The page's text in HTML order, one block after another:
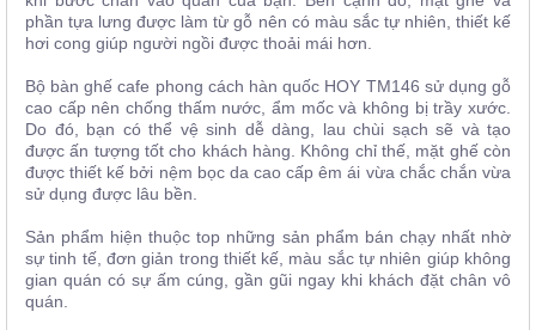
phần tựa lưng được làm từ gỗ nên có màu sắc tự nhiên, thiết kế
hơi cong giúp người ngồi được thoải mái hơn.
Bộ bàn ghế cafe phong cách hàn quốc HOY TM146 sử dụng gỗ
cao cấp nên chống thấm nước, ẩm mốc và không bị trầy xước.
Do đó, bạn có thể vệ sinh dễ dàng, lau chùi sạch sẽ và tạo
được ấn tượng tốt cho khách hàng. Không chỉ thế, mặt ghế còn
được thiết kế bởi nệm bọc da cao cấp êm ái vừa chắc chắn vừa
sử dụng được lâu bền.
Sản phẩm hiện thuộc top những sản phẩm bán chạy nhất nhờ
sự tinh tế, đơn giản trong thiết kế, màu sắc tự nhiên giúp không
gian quán có sự ấm cúng, gần gũi ngay khi khách đặt chân vô
quán.